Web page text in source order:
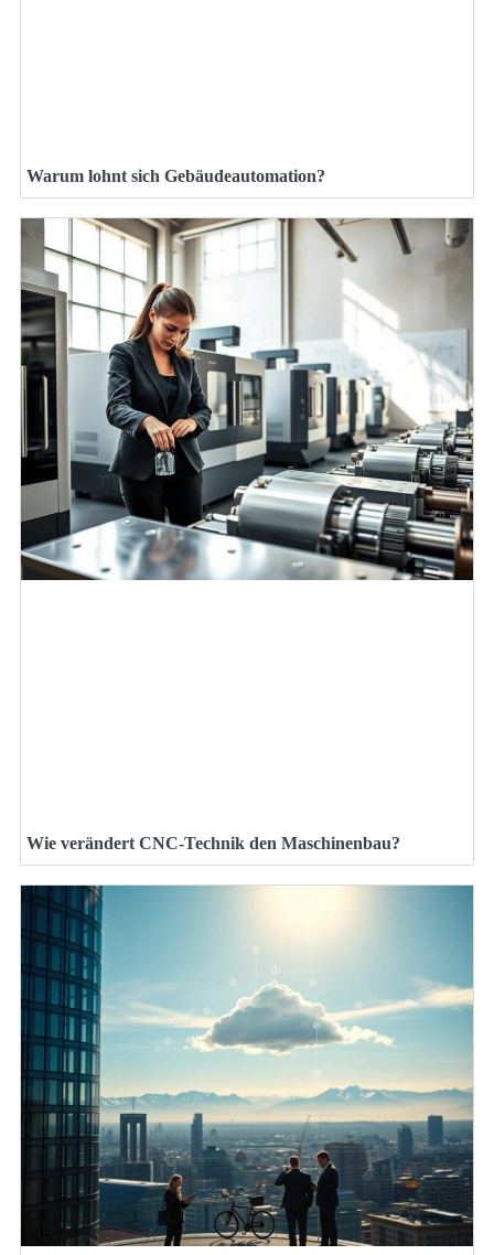
Warum lohnt sich Gebäudeautomation?
Wie verändert CNC-Technik den Maschinenbau?